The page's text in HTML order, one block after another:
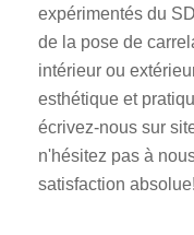
expérimentés du
de la pose de
intérieur ou
esthétique et
écrivez-nous sur
n'hésitez pas à
satisfaction absolue!